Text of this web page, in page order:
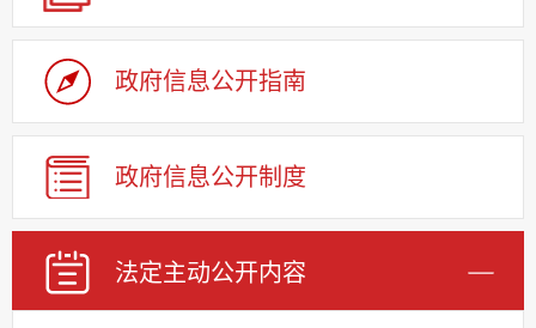
政府信息公开指南
政府信息公开制度
法定主动公开内容